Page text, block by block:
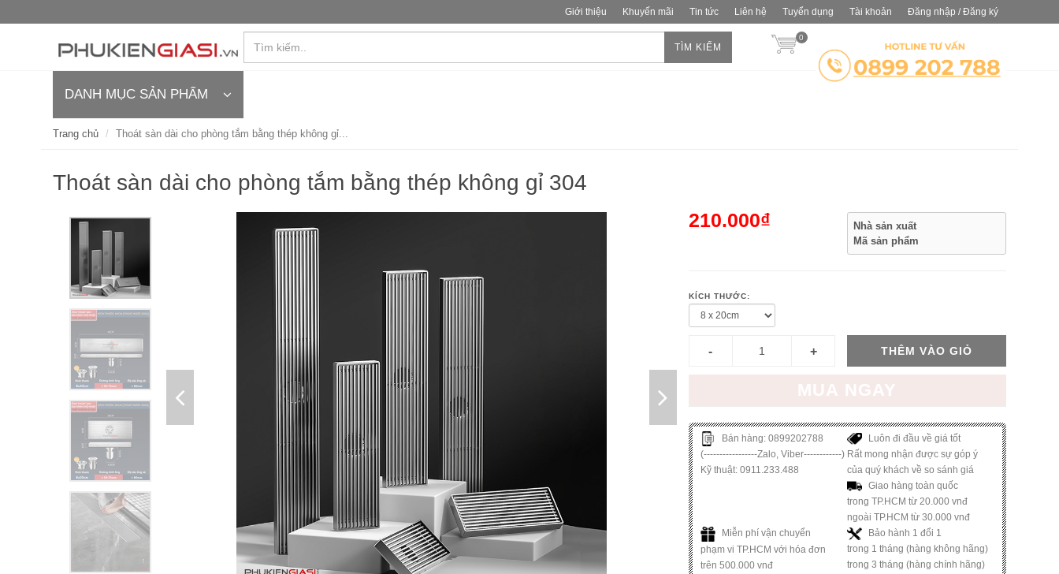
Giới thiệu Khuyến mãi Tin tức Liên hệ Tuyển dụng Tài khoản Đăng nhập / Đăng ký
TÌM KIẾM
0
DANH MỤC SẢN PHẨM
Trang chủ Thoát sàn dài cho phòng tắm bằng thép không gỉ...
Thoát sàn dài cho phòng tắm bằng thép không gỉ 304
210.000₫
Nhà sản xuất
Mã sản phẩm
KÍCH THƯỚC:
THÊM VÀO GIỎ
Bán hàng: 0899202788
(-----------------Zalo, Viber------------)
Kỹ thuật: 0911.233.488
Luôn đi đầu về giá tốt
Rất mong nhận được sự góp ý
của quý khách về so sánh giá
Giao hàng toàn quốc
trong TP.HCM từ 20.000 vnđ
ngoài TP.HCM từ 30.000 vnđ
Miễn phí vận chuyển
phạm vi TP.HCM với hóa đơn
trên 500.000 vnđ
Bảo hành 1 đổi 1
trong 1 tháng (hàng không hãng)
trong 3 tháng (hàng chính hãng)